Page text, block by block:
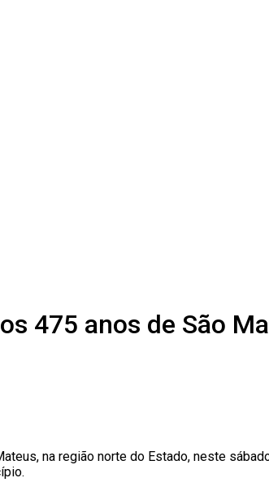
475 anos de São
na região norte do Estado, neste